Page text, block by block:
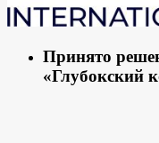
Принято
«Глубокский